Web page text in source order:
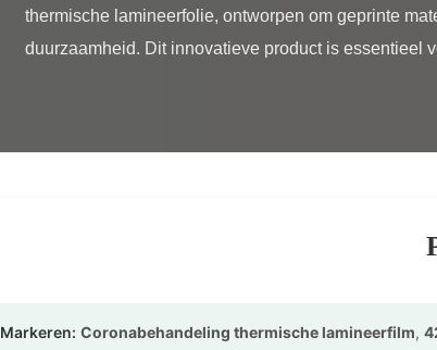
thermische lamineerfolie, ontworpen om geprinte
duurzaamheid. Dit innovatieve product is essentieel
Markeren: Coronabehandeling thermische lamineerfilm,